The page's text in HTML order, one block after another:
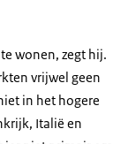
wonen, zegt hij.
vrijwel geen
in het hogere
Italië en